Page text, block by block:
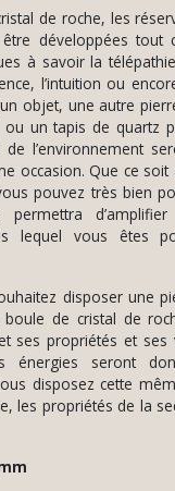
de roche, les
développées tout
à savoir la
l’intuition ou
objet, une autre
un tapis de quartz
l’environnement
occasion. Que ce
pouvez très bien
lequel vous êtes
disposer une
de cristal de
ses propriétés et
énergies seront
disposez cette
les propriétés de la